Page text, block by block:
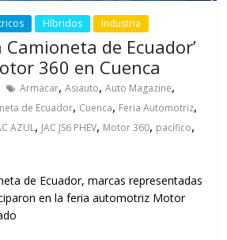
Híbridos Industria
Camioneta de Ecuador’
360 en Cuenca
Armacar,Asiauto,Auto Magazine,
de Ecuador, Cuenca, Feria Automotriz,
AZUL, JAC JS6 PHEV, Motor 360, pacífico,
de Ecuador, marcas representadas
en la feria automotriz Motor